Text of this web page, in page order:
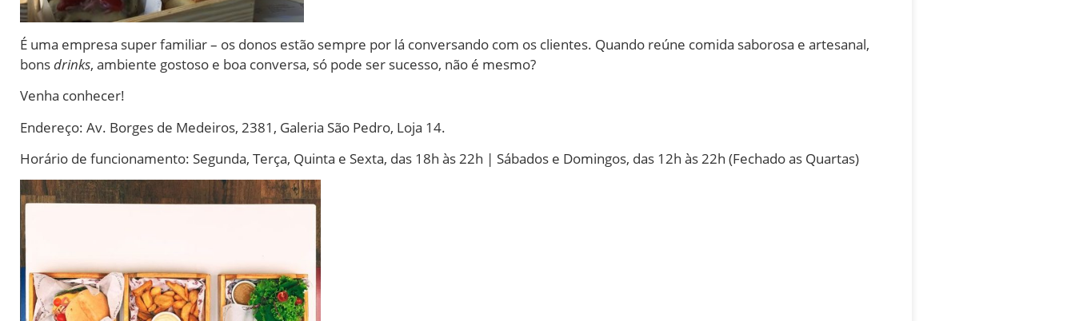
É uma empresa super familiar – os donos estão sempre por lá conversando com os clientes. Quando reúne comida saborosa e artesanal,
bonsdrinks, ambiente gostoso e boa conversa, só pode ser sucesso, não é mesmo?
Venha conhecer!
Endereço: Av. Borges de Medeiros, 2381, Galeria São Pedro, Loja 14.
Horário de funcionamento: Segunda, Terça, Quinta e Sexta, das 18h às 22h | Sábados e Domingos, das 12h às 22h (Fechado as Quartas)